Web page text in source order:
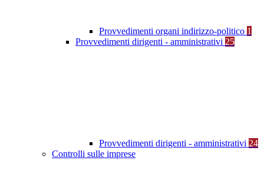
Provvedimenti organi indirizzo-politico 1
Provvedimenti dirigenti - amministrativi 25
Provvedimenti dirigenti - amministrativi 24
Controlli sulle imprese